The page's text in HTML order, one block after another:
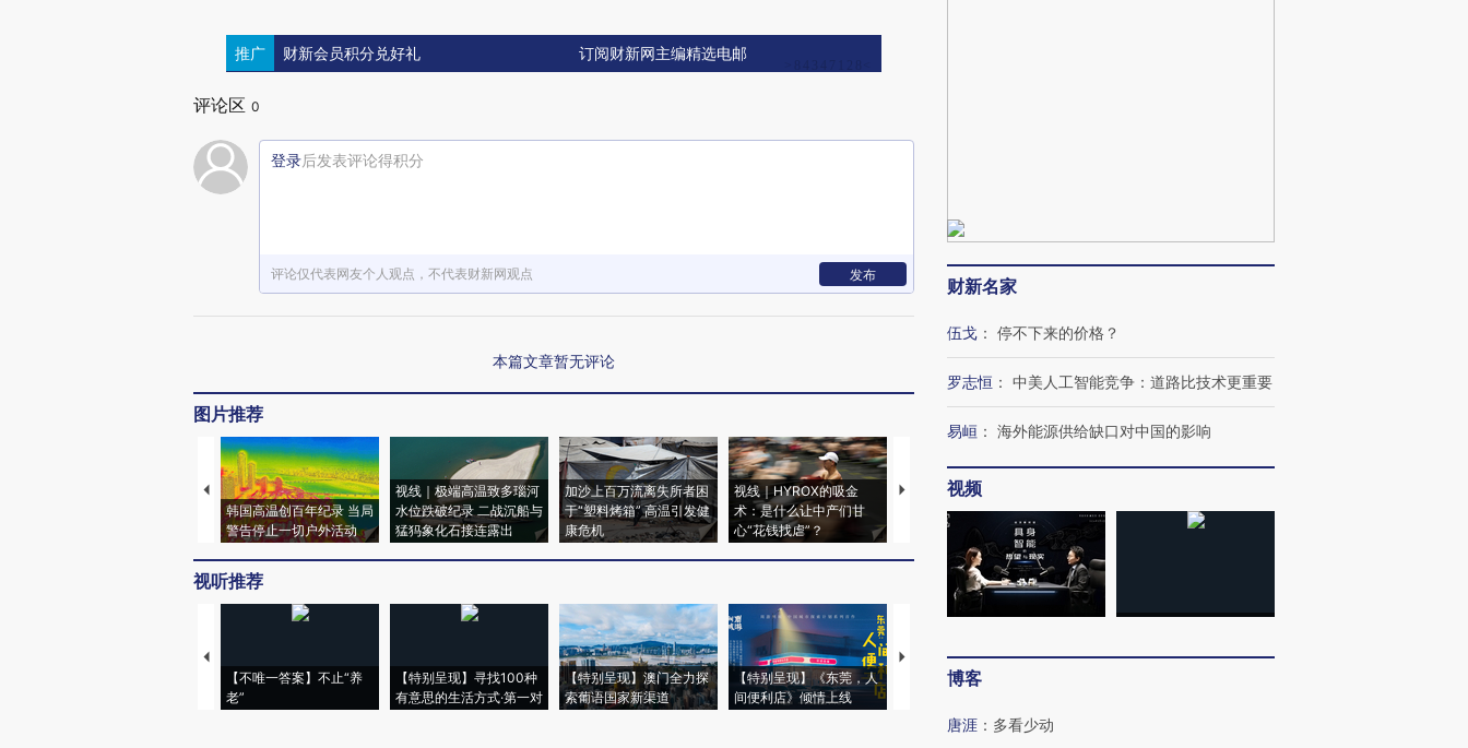
推广 财新会员积分兑好礼 订阅财新网主编精选电邮
评论区 0
登录后发表评论得积分
评论仅代表网友个人观点，不代表财新网观点 发布
本篇文章暂无评论
图片推荐
韩国高温创百年纪录 当局
警告停止一切户外活动
视线｜极端高温致多瑙河
水位跌破纪录 二战沉船与
猛犸象化石接连露出
加沙上百万流离失所者困
于“塑料烤箱” 高温引发健
康危机
视线｜HYROX的吸金
术：是什么让中产们甘
心“花钱找虐”？
马航飞行员跨国走私7万
粒摇头丸 尿检体内含3种
度Z世代 用街头抗争将教
机”？难民潮撕裂西班牙
视听推荐
【不唯一答案】不止“养
老”
【特别呈现】寻找100种
有意思的生活方式·第一对
【特别呈现】澳门全力探
索葡语国家新渠道
【特别呈现】《东莞，人
间便利店》倾情上线
【推广】走进第四届链博
会，让数智科技“链”接产
【商旅对话】华住集团
财新名家
伍戈 ： 停不下来的价格？
罗志恒 ： 中美人工智能竞争：道路比技术更重要
易峘 ： 海外能源供给缺口对中国的影响
视频
博客
唐涯 ： 多看少动